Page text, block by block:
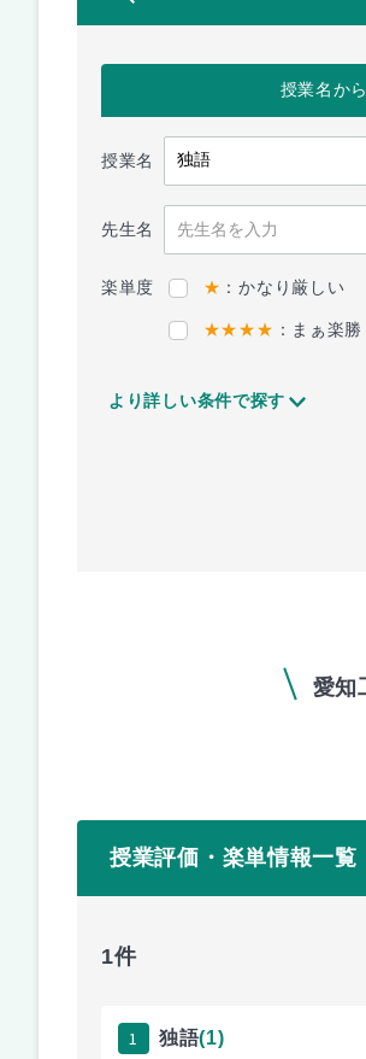
授業名か
授業名
先生名
楽単度 ★ ：かなり厳しい
★★★★ ：まぁ楽勝
より詳しい条件で探す
愛知
授業評価・楽単情報一覧
1件
1 独語(1)